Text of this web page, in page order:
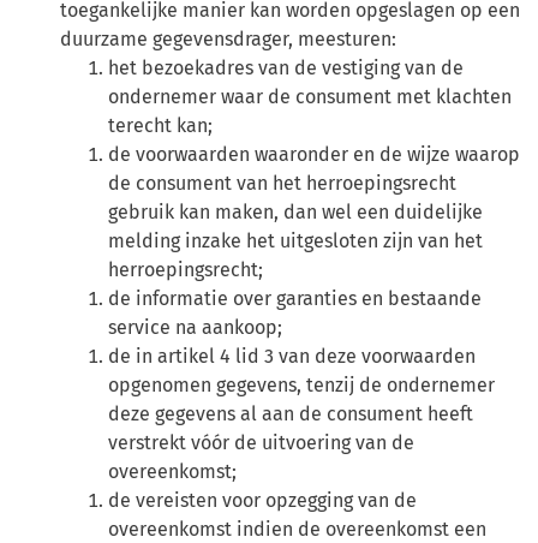
toegankelijke manier kan worden opgeslagen op een
duurzame gegevensdrager, meesturen:
het bezoekadres van de vestiging van de
ondernemer waar de consument met klachten
terecht kan;
de voorwaarden waaronder en de wijze waarop
de consument van het herroepingsrecht
gebruik kan maken, dan wel een duidelijke
melding inzake het uitgesloten zijn van het
herroepingsrecht;
de informatie over garanties en bestaande
service na aankoop;
de in artikel 4 lid 3 van deze voorwaarden
opgenomen gegevens, tenzij de ondernemer
deze gegevens al aan de consument heeft
verstrekt vóór de uitvoering van de
overeenkomst;
de vereisten voor opzegging van de
overeenkomst indien de overeenkomst een